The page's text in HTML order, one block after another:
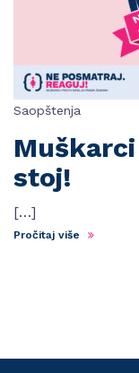
Saopštenja
stoj!
[…]
Pročitaj više